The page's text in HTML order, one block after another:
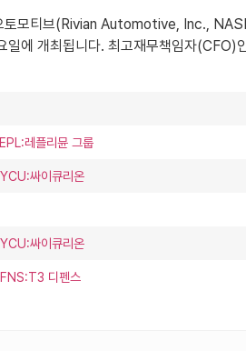
티브(Rivian Automotive, Inc.,
에 개최됩니다. 최고재무책임자
레플리뮨 그룹
싸이큐리온
싸이큐리온
디펜스